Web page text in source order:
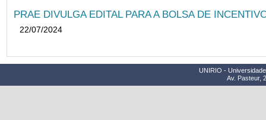
PRAE DIVULGA EDITAL PARA A BOLSA DE
22/07/2024
UNIRIO -
Av. Pasteur,